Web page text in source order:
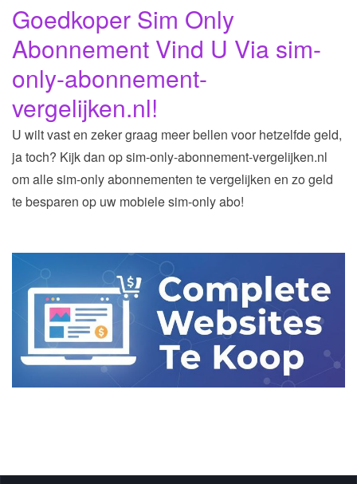
Goedkoper Sim Only
Abonnement Vind U Via sim-
only-abonnement-
vergelijken.nl!
U wilt vast en zeker graag meer bellen voor hetzelfde geld,
ja toch? Kijk dan op sim-only-abonnement-vergelijken.nl
om alle sim-only abonnementen te vergelijken en zo geld
te besparen op uw mobiele sim-only abo!